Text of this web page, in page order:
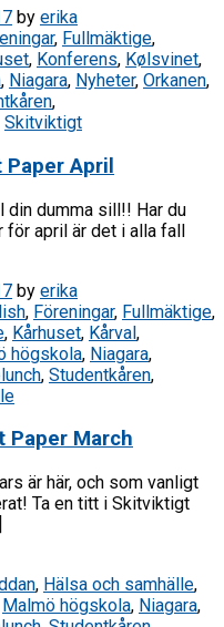
by erika
, Fullmäktige,
, Konferens, Kølsvinet,
, Niagara, Nyheter, Orkanen,
,
Skitviktigt
April
din dumma sill!! Har du
för april är det i alla fall
by erika
, Föreningar, Fullmäktige,
, Kårhuset, Kårval,
högskola, Niagara,
, Studentkåren,
March
är här, och som vanligt
Ta en titt i Skitviktigt
, Hälsa och samhälle,
Malmö högskola, Niagara,